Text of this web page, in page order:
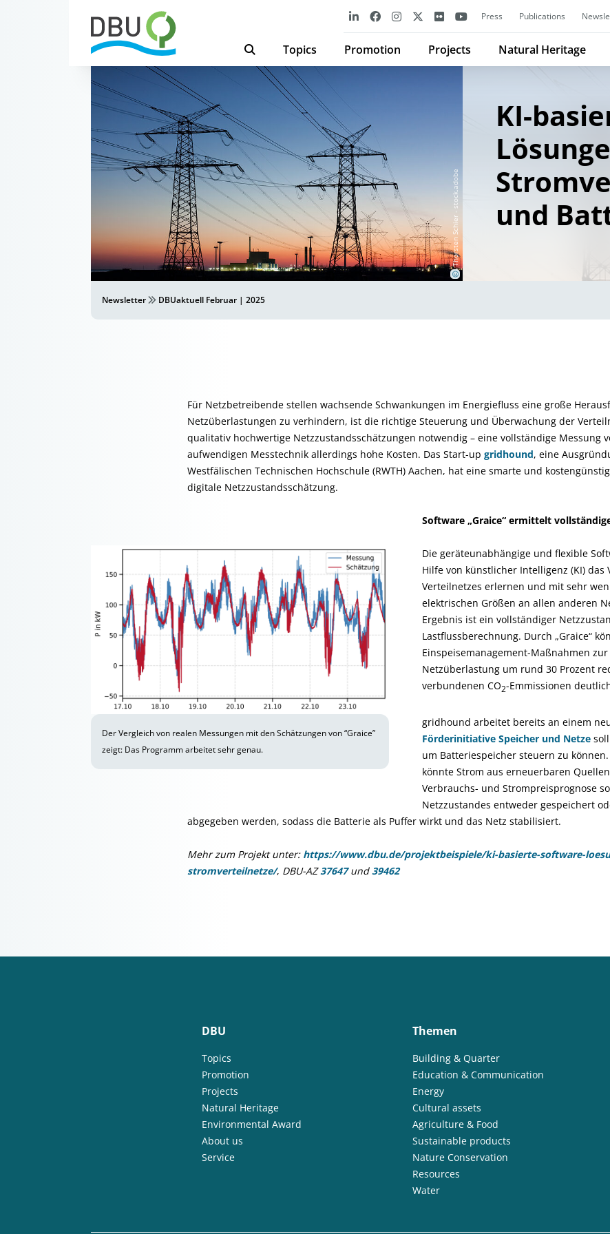
Press Publications
Topics Promotion Projects Natural Heritage
©
Thorsten Schier - stock.adobe
KI-
und
Newsletter DBUaktuell Februar | 2025
Für Netzbetreibende stellen wachsende Schwankungen im Energiefluss eine große
Netzüberlastungen zu verhindern, ist die richtige Steuerung und Überwachung der
qualitativ hochwertige Netzzustandsschätzungen notwendig – eine vollständige Messung
aufwendigen Messtechnik allerdings hohe Kosten. Das Start-up gridhound, eine
Westfälischen Technischen Hochschule (RWTH) Aachen, hat eine smarte und
digitale Netzzustandsschätzung.
Der Vergleich von realen Messungen mit den Schätzungen von “Graice”
zeigt: Das Programm arbeitet sehr genau.
Software „Graice“ ermittelt
Die geräteunabhängige und flexible
Hilfe von künstlicher Intelligenz (KI) das
Verteilnetzes erlernen und mit sehr
elektrischen Größen an allen anderen
Ergebnis ist ein vollständiger
Lastflussberechnung. Durch „Graice“
Einspeisemanagement-Maßnahmen
Netzüberlastung um rund 30 Prozent
verbundenen CO2-Emmissionen
gridhound arbeitet bereits an einem
Förderinitiative Speicher und Netze
um Batteriespeicher steuern zu
könnte Strom aus erneuerbaren
Verbrauchs- und Strompreisprognose
Netzzustandes entweder gespeichert
abgegeben werden, sodass die Batterie als Puffer wirkt und das Netz stabilisiert.
Mehr zum Projekt unter: https://www.dbu.de/projektbeispiele/ki-basierte-software-
stromverteilnetze/, DBU-AZ37647und39462
DBU
Topics
Promotion
Projects
Natural Heritage
Environmental Award
About us
Service
Themen
Building & Quarter
Education & Communication
Energy
Cultural assets
Agriculture & Food
Sustainable products
Nature Conservation
Resources
Water